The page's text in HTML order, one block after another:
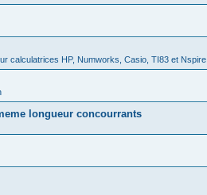
calculatrices HP, Numworks, Casio, TI83 et Nspire
longueur concourrants